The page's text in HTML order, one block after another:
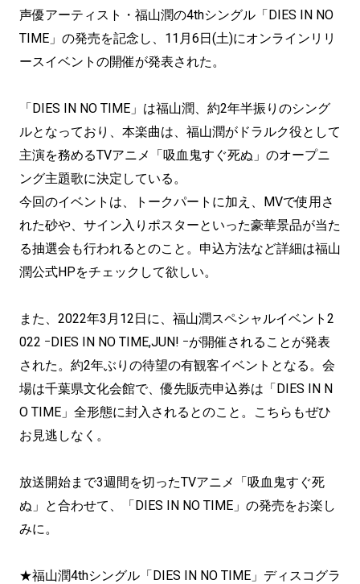
声優アーティスト・福山潤の4thシングル「DIES IN NO
TIME」の発売を記念し、11月6日(土)にオンラインリリ
ースイベントの開催が発表された。
「DIES IN NO TIME」は福山潤、約2年半振りのシング
ルとなっており、本楽曲は、福山潤がドラルク役として
主演を務めるTVアニメ「吸血鬼すぐ死ぬ」のオープニ
ング主題歌に決定している。
今回のイベントは、トークパートに加え、MVで使用さ
れた砂や、サイン入りポスターといった豪華景品が当た
る抽選会も行われるとのこと。申込方法など詳細は福山
潤公式HPをチェックして欲しい。
また、2022年3月12日に、福山潤スペシャルイベント2
022 ｰDIES IN NO TIME,JUN! ｰが開催されることが発表
された。約2年ぶりの待望の有観客イベントとなる。会
場は千葉県文化会館で、優先販売申込券は「DIES IN N
O TIME」全形態に封入されるとのこと。こちらもぜひ
お見逃しなく。
放送開始まで3週間を切ったTVアニメ「吸血鬼すぐ死
ぬ」と合わせて、「DIES IN NO TIME」の発売をお楽し
みに。
★福山潤4thシングル「DIES IN NO TIME」ディスコグラ